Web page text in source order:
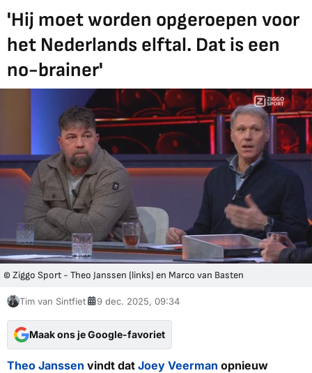
'Hij moet worden opgeroepen voor
het Nederlands elftal. Dat is een
no-brainer'
© Ziggo Sport - Theo Janssen (links) en Marco van Basten
Tim van Sintfiet 9 dec. 2025, 09:34
Maak ons je Google-favoriet
Theo Janssen vindt dat Joey Veerman opnieuw